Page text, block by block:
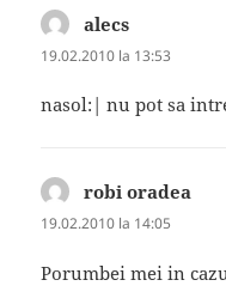
alecs
19.02.2010 la 13:53
nasol:| nu pot sa
robi oradea
19.02.2010 la 14:05
Porumbei mei in